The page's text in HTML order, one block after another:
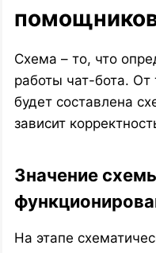
Схема – то, что
работы чат-бота. От
будет составлена
зависит
Значение
На этапе